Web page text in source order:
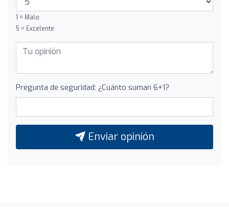
1 = Malo
5 = Excelente
Pregunta de seguridad: ¿Cuánto suman 6+1?
Enviar opinión